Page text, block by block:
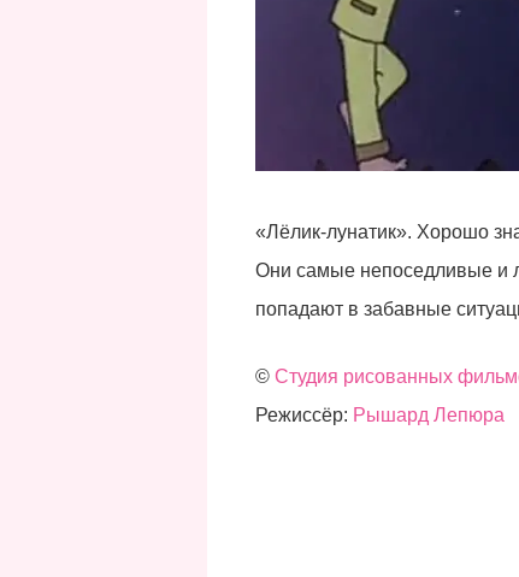
«Лёлик-лунатик». Хорошо
Они самые непоседливые и
попадают в забавные
© Студия рисованных
Режиссёр: Рышард Лепюра